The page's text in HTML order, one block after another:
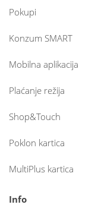
Pokupi
Konzum SMART
Mobilna aplikacija
Plaćanje režija
Shop&Touch
Poklon kartica
MultiPlus kartica
Info